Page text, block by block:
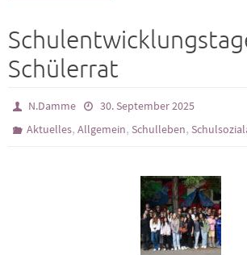
Schülerrat
N.Damme
30. September 2025
Aktuelles,Allgemein, Schulleben,